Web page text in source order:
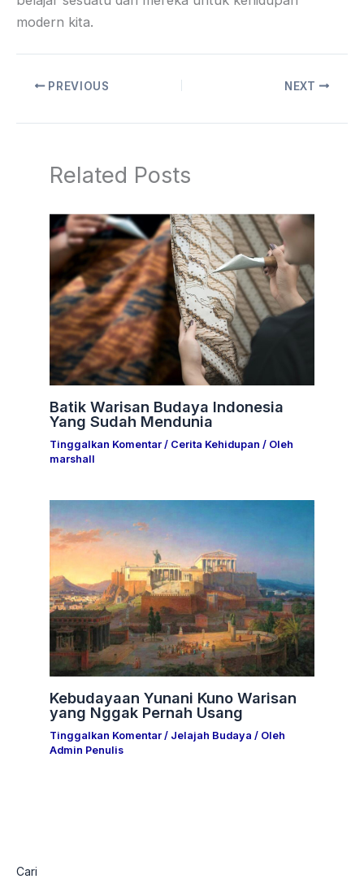
modern kita.
PREVIOUS NEXT
Related Posts
Batik Warisan Budaya Indonesia
Yang Sudah Mendunia
Tinggalkan Komentar / Cerita Kehidupan / Oleh
marshall
Kebudayaan Yunani Kuno Warisan
yang Nggak Pernah Usang
Tinggalkan Komentar / Jelajah Budaya / Oleh
Admin Penulis
Cari